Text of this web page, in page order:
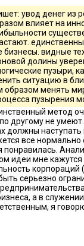
будут
время. Для
будет
не могло не
компании
разными
любой
от
олигарху
клубы,
увод денег из
влияет на
бизнесы. видные
долины
пузыри,
ситуацию в
менять
пузырения
метод
другому не
должны наступать
все
понравилась.
идеи мне
корпораций
серьезно
а в
я